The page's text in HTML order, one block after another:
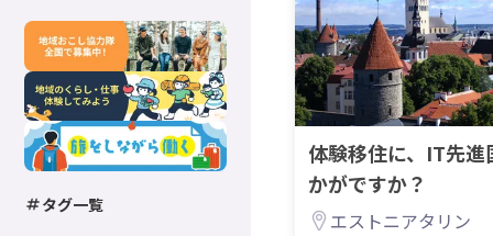
タグ一覧
体験移住に、IT先
かがですか？
エストニアタリン